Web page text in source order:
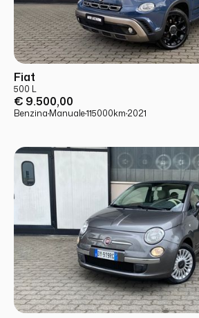
USATO
Fiat
500 L
€ 9.500,00
Benzina·Manuale·115000km·2021